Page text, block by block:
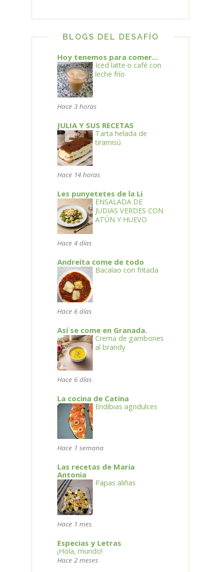
BLOGS DEL DESAFÍO
Hoy tenemos para comer...
Iced latte o café con
leche frío
Hace 3 horas
JULIA Y SUS RECETAS
Tarta helada de
tiramisú
Hace 14 horas
Les punyetetes de la Li
ENSALADA DE
JUDIAS VERDES CON
ATÚN Y HUEVO
Hace 4 días
Andreíta come de todo
Bacalao con fritada
Hace 6 días
Así se come en Granada.
Crema de gambones
al brandy
Hace 6 días
La cocina de Catina
Endibias agridulces
Hace 1 semana
Las recetas de Maria
Antonia
Papas aliñas
Hace 1 mes
Especias y Letras
¡Hola, mundo!
Hace 2 meses